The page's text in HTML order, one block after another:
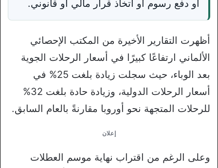
أو دفع رسوم أو اتخاذ قرار مالي أو قانوني.
أظهرت التقارير الأخيرة من المكتب الإحصائي
الألماني ارتفاعًا كبيرًا في أسعار الرحلات الجوية
بعد الوباء، حيث سجلت زيادة بلغت 25% في
أسعار الرحلات الدولية، وزيادة حادة بلغت 32%
للرحلات المتجهة نحو أوروبا مقارنةً بالعام السابق.
إعلان
وعلى الرغم من اقتراب نهاية موسم العطلات